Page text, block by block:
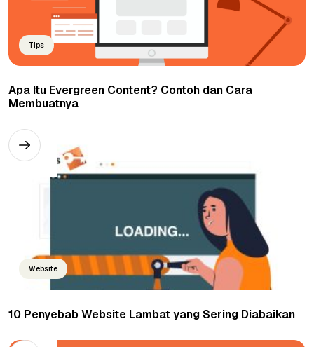
Tips
Apa Itu Evergreen Content? Contoh dan Cara
Membuatnya
Website
10 Penyebab Website Lambat yang Sering Diabaikan